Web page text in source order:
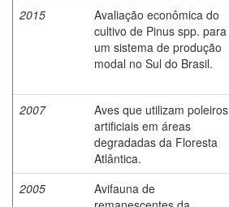
2015
Avaliação econômica do
cultivo de Pinus spp. para
um sistema de produção
modal no Sul do Brasil.
2007
Aves que utilizam poleiros
artificiais em áreas
degradadas da Floresta
Atlântica.
2005
Avifauna de